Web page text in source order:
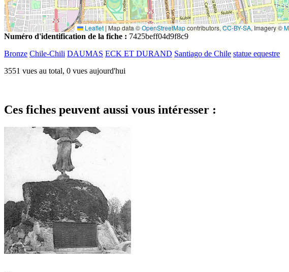
Leaflet | Map data ©OpenStreetMapcontributors,CC-BY-SA, Imagery ©
Numéro d'identification de la fiche : 7425beff04d9f8c9
Bronze Chile-Chili DAUMAS ECK ET DURAND Santiago de Chile statue equestre
3551 vues au total, 0 vues aujourd'hui
Ces fiches peuvent aussi vous intéresser :